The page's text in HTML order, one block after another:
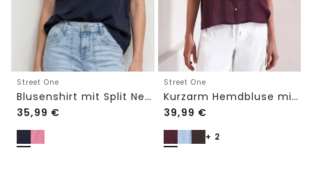
Street One
Blusenshirt mit Split Neck und Volant-Ärmeln
35,99 €
Street One
Kurzarm Hemdbluse mit Turn-Up-Details
39,99 €
+ 2